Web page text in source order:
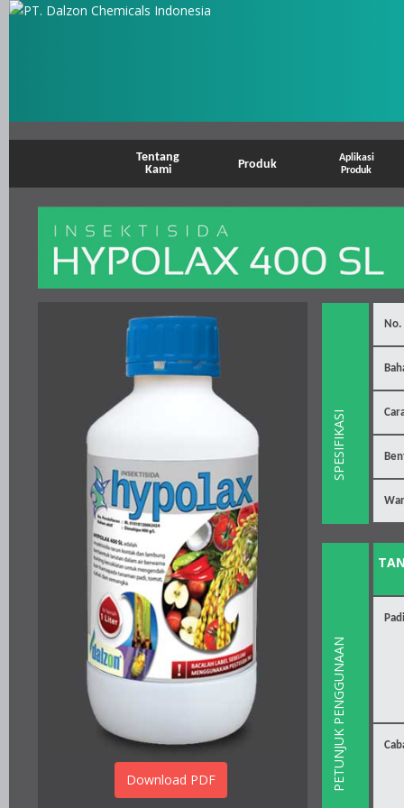
Tentang
Kami
Produk
Aplikasi
Produk
Download PDF
SPESIFIKASI
PETUNJUK PENGGUNAAN
Padi